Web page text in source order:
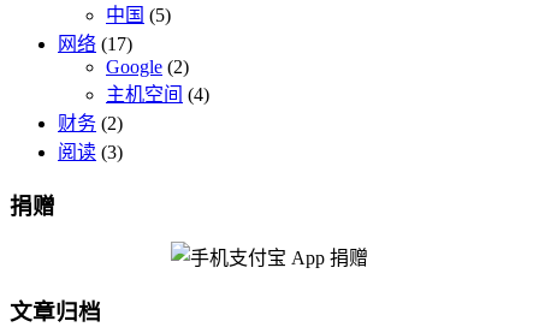
中国 (5)
网络 (17)
Google (2)
主机空间 (4)
财务 (2)
阅读 (3)
捐赠
文章归档